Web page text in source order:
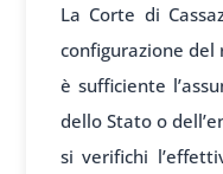
La Corte di
configurazione
è sufficiente
dello Stato o
si verifichi